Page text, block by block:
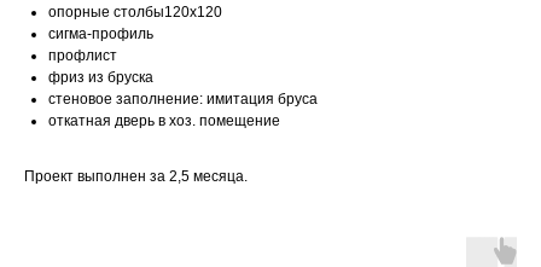
опорные столбы120х120
сигма-профиль
профлист
фриз из бруска
стеновое заполнение: имитация бруса
откатная дверь в хоз. помещение
Проект выполнен за 2,5 месяца.